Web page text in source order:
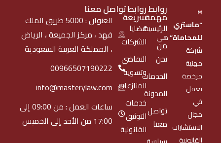
“ماستري
للمحاماة”هي
شركة
مهنية
مرخصة
تعمل
في
مجال
الاستشارات
القانونية
روابط
مهمة
الرئيسية
من
نحن
الخدمات
المدونة
تواصل
معنا
روابط
سريعة
قضايا
الشركات
التقاضي
وتسوية
المنازعات
خدمات
التوثيق
القانونية
تواصل معنا
العنوان : 5000 طريق الملك
فهد ، مركز الجميعة ، الرياض
، المملكة العربية السعودية
00966507190222
info@masterylaw.com
ساعات العمل : من 09:00 إلى
17:00 من الأحد إلى الخميس